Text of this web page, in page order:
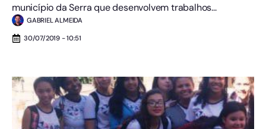
município da Serra que desenvolvem trabalhos...
GABRIEL ALMEIDA
30/07/2019 - 10:51